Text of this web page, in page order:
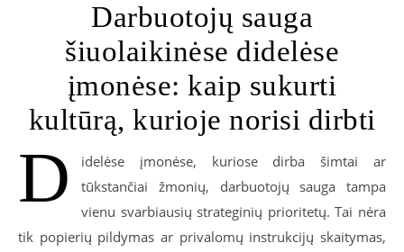
Darbuotojų sauga
šiuolaikinėse didelėse
įmonėse: kaip sukurti
kultūrą, kurioje norisi dirbti
D
idelėse įmonėse, kuriose dirba šimtai ar
tūkstančiai žmonių, darbuotojų sauga tampa
vienu svarbiausių strateginių prioritetų. Tai nėra
tik popierių pildymas ar privalomų instrukcijų skaitymas,